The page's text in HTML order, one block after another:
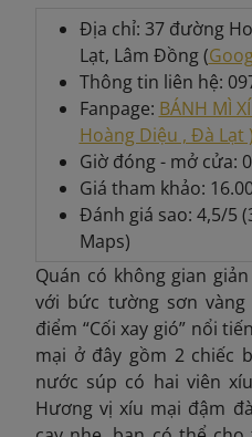
Địa chỉ: 37 đường
Lạt, Lâm Đồng (
Thông tin liên hệ:
Fanpage: BÁNH MÌ
Hoàng Diệu , Đà Lạt )
Giờ đóng - mở cửa:
Giá tham khảo:
Đánh giá sao: 4,5/5
Maps)
Quán có không gian
với bức tường sơn
điểm “Cối xay gió” nổi
mại ở đây gồm 2 chiếc
nước súp có hai viên
Hương vị xíu mại đậm